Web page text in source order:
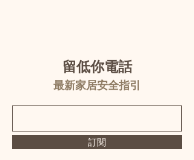
留低你電話
最新家居安全指引
訂閱